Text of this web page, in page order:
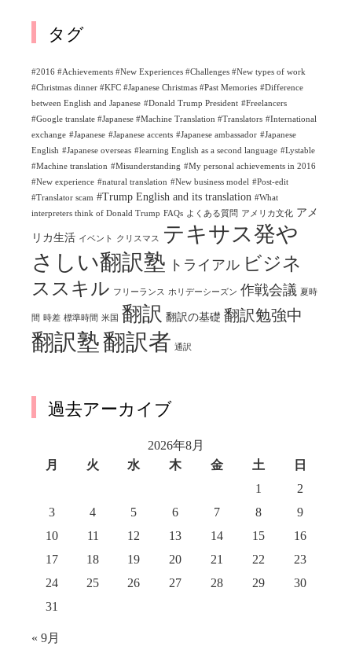
タグ
#2016 #Achievements #New Experiences #Challenges #New types of work
#Christmas dinner #KFC #Japanese Christmas #Past Memories #Difference
between English and Japanese #Donald Trump President #Freelancers
#Google translate #Japanese #Machine Translation #Translators #International
exchange #Japanese #Japanese accents #Japanese ambassador #Japanese
English #Japanese overseas #learning English as a second language #Lystable
#Machine translation #Misunderstanding #My personal achievements in 2016
#New experience #natural translation #New business model #Post-edit
#Translator scam #Trump English and its translation #What
interpreters think of Donald Trump FAQs よくある質問 アメリカ文化 アメ
リカ生活 イベント クリスマス
テキサス発や
さしい翻訳塾 トライアル ビジネ
ススキル フリーランス ホリデーシーズン 作戦会議 夏時
間 時差 標準時間 米国 翻訳 翻訳の基礎 翻訳勉強中
翻訳塾翻訳者 通訳
過去アーカイブ
2026年8月
月
火 水 木 金 土
日
1
2
3
4 5 6 7 8
9
10
11 12 13 14 15
16
17
18 19 20 21 22
23
24
25 26 27 28 29
30
31
« 9月